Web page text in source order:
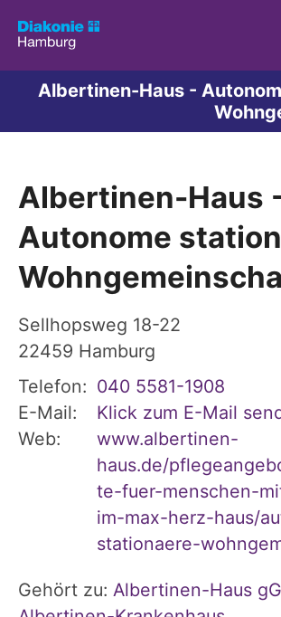
Albertinen-Haus -
Albertinen-Haus
Autonome
Sellhopsweg 18-22
22459 Hamburg
Telefon: 040 5581-1908
E-Mail:
Klick zum E-Mail
Web:
www.albertinen-
haus.de/
te-fuer-menschen-
im-max-herz-haus/
stationaere-
Gehört zu: Albertinen-Haus